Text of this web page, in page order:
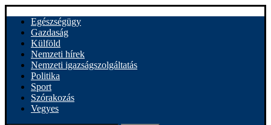
Egészségügy
Gazdaság
Külföld
Nemzeti hírek
Nemzeti igazságszolgáltatás
Politika
Sport
Szórakozás
Vegyes